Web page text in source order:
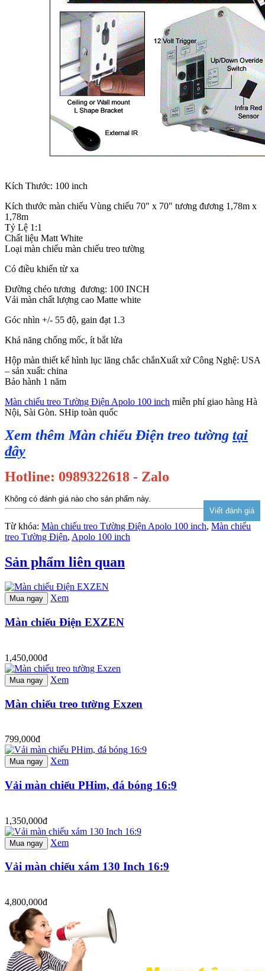
Kích Thước: 100 inch
Kích thước màn chiếu Vùng chiếu 70" x 70" tương đương 1,78m x
1,78m
Tỷ Lệ 1:1
Chất liệu Matt White
Loại màn chiếu màn chiếu treo tường
Có điều khiển từ xa
Đường chéo tương đương: 100 INCH
Vải màn chất lượng cao Matte white
Góc nhìn +/- 55 độ, gain đạt 1.3
Khả năng chống mốc, ít bắt lửa
Hộp màn thiết kế hình lục lăng chắc chắnXuất xứ Công Nghệ: USA
– sản xuất: china
Bảo hành 1 năm
Màn chiếu treo Tường Điện Apolo 100 inch miễn phí giao hàng Hà
Nội, Sài Gòn. SHip toàn quốc
Xem thêm Màn chiếu Điện treo tường tại
đây
Hotline: 0989322618 - Zalo
Không có đánh giá nào cho sản phẩm này.
Từ khóa: Màn chiếu treo Tường Điện Apolo 100 inch, Màn chiếu
treo Tường Điện, Apolo 100 inch
Sản phẩm liên quan
Mua ngay Xem
Màn chiếu Điện EXZEN
1,450,000đ
Mua ngay Xem
Màn chiếu treo tường Exzen
799,000đ
Mua ngay Xem
Vải màn chiếu PHim, đá bóng 16:9
1,350,000đ
Mua ngay Xem
Vải màn chiếu xám 130 Inch 16:9
4,800,000đ